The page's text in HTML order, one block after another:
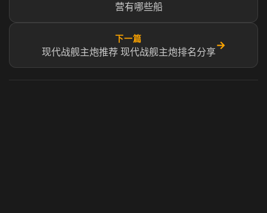
营有哪些船​​
下一篇
现代战舰主炮推荐 现代战舰主炮排名分享
→